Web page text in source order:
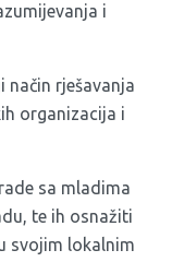
i
način rješavanja
organizacija i
sa mladima
te ih osnažiti
svojim lokalnim